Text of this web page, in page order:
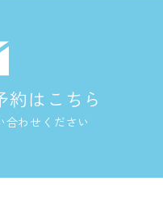
約はこちら
合わせください